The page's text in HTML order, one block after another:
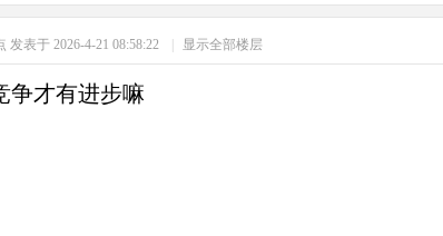
发表于 2026-4-21 08:58:22 | 显示全部楼层
争才有进步嘛